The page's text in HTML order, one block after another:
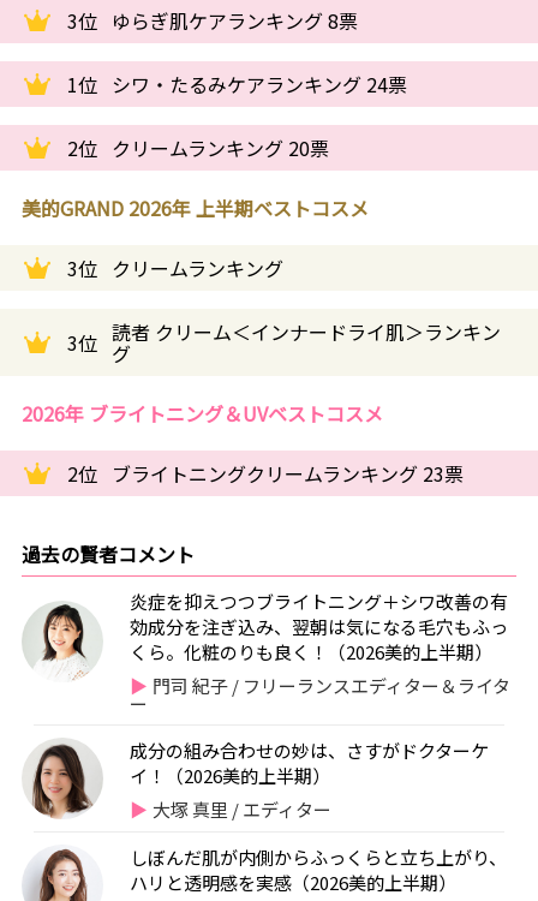
3位 ゆらぎ肌ケアランキング 8票
1位 シワ・たるみケアランキング 24票
2位 クリームランキング 20票
美的GRAND 2026年 上半期ベストコスメ
3位 クリームランキング
3位 読者 クリーム＜インナードライ肌＞ランキン
グ
2026年 ブライトニング＆UVベストコスメ
2位 ブライトニングクリームランキング 23票
過去の賢者コメント
炎症を抑えつつブライトニング＋シワ改善の有
効成分を注ぎ込み、翌朝は気になる毛穴もふっ
くら。化粧のりも良く！（2026美的上半期）
門司 紀子 / フリーランスエディター＆ライタ
ー
成分の組み合わせの妙は、さすがドクターケ
イ！（2026美的上半期）
大塚 真里 / エディター
しぼんだ肌が内側からふっくらと立ち上がり、
ハリと透明感を実感（2026美的上半期）